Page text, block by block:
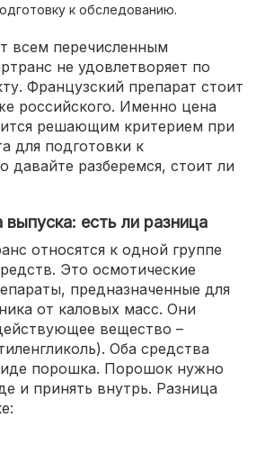
к обследованию.
всем перечисленным
не удовлетворяет по
Французский препарат стоит
российского. Именно цена
решающим критерием при
для подготовки к
давайте разберемся, стоит ли
есть ли разница
относятся к одной группе
Это осмотические
предназначенные для
от каловых масс. Они
вещество –
Оба средства
порошка. Порошок нужно
и принять внутрь. Разница